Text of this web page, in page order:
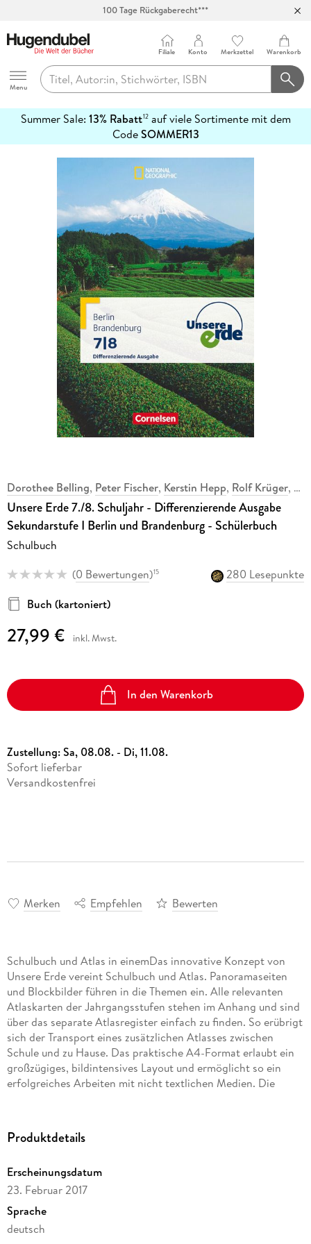
100 Tage Rückgaberecht***
Hugendubel
Menu
Filiale Konto Merkzettel Warenkorb
Summer Sale: 13% Rabatt12auf viele Sortimente mit dem
CodeSOMMER13
erfahren
Dorothee Belling, Peter Fischer, Kerstin Hepp, Rolf Krüger,
Unsere Erde 7./8. Schuljahr - Differenzierende Ausgabe
Sekundarstufe I Berlin und Brandenburg - Schülerbuch
Schulbuch
(0 Bewertungen)15
280 Lesepunkte
Buch (kartoniert)
27,99 € inkl. Mwst.
In den Warenkorb
Zustellung:Sa, 08.08. - Di, 11.08.
Sofort lieferbar
Versandkostenfrei
Merken Empfehlen Bewerten
Schulbuch und Atlas in einemDas innovative Konzept von
Unsere Erde vereint Schulbuch und Atlas. Panoramaseiten
und Blockbilder führen in die Themen ein. Alle relevanten
Atlaskarten der Jahrgangsstufen stehen im Anhang und sind
über das separate Atlasregister einfach zu finden. So erübrigt
sich der Transport eines zusätzlichen Atlasses zwischen
Schule und zu Hause. Das praktische A4-Format erlaubt ein
großzügiges, bildintensives Layout und ermöglicht so ein
erfolgreiches Arbeiten mit nicht textlichen Medien. Die
zur Verfügung. Zur Vertiefung und Differenzierung stehen
Webcodes für ein Online-Angebot mit Bildern und
Produktdetails
Erscheinungsdatum
23. Februar 2017
Sprache
deutsch